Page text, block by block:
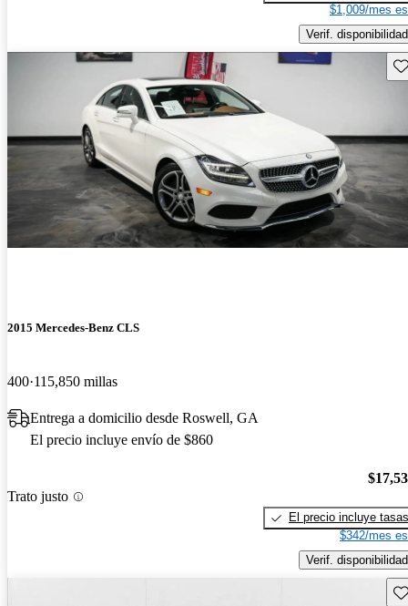
$1,009/mes
Verif. disponibilidad
2015 Mercedes-Benz CLS
400 115,850 millas
Entrega a domicilio desde Roswell, GA
El precio incluye envío de $860
Trato justo
El precio incluye tasas
$342/mes
Verif. disponibilidad